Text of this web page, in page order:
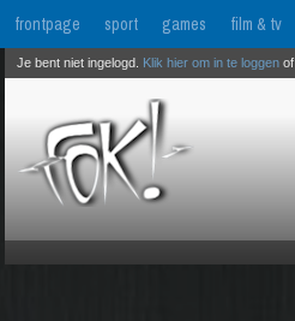
frontpage sport games film & tv
Je bent niet ingelogd. Klik hier om in te loggen of